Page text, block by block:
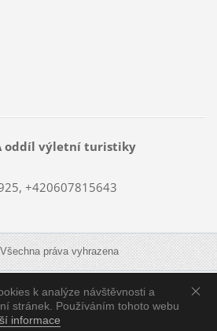
k analýze návštěvnosti a
stránek. Používáním tohoto webu
informace
oddíl výletní turistiky
+420607815643
práva vyhrazena
verzi